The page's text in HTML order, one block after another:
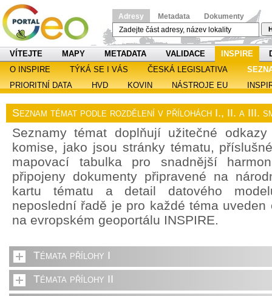
Adresy Metadata Dokumenty
VÍTEJTE MAPY METADATA VALIDACE INSPIRE
O INSPIRE
TÝKÁ SE I VÁS ČESKÁ LEGISLATIVA
PRIORITNÍ DATA
HVD KOVIN NÁSTROJE EU
Seznam témat podle rozdělení v přílohách I., II. a III.
Seznamy témat doplňují užitečné
komise, jako jsou stránky tématu,
mapovací tabulka pro snadnější
připojeny dokumenty připravené na
kartu tématu a detail datového
neposlední řadě je pro každé téma
na evropském geoportálu INSPIRE.
Témata přílohy I
Témata přílohy II